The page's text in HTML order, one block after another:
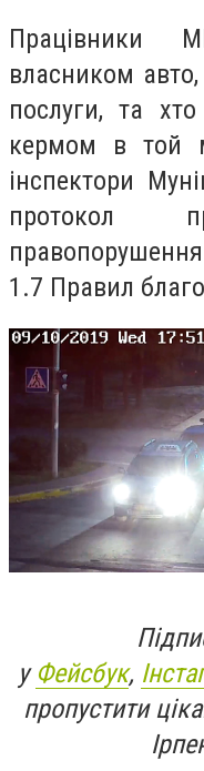
Працівники
власником
послуги, та
кермом в той
інспектори
протокол
1.7 Правил
у Фейсбук,
пропустити